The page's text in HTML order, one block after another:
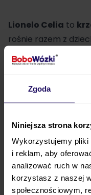
Zgoda
Niniejsza strona
Wykorzystujemy pliki
i reklam, aby
analizować ruch w
korzystasz z naszej
społecznościowym,
Lionelo Celia to
rośnie razem z
zmieniających się
posiłków
— Celia to
błyskawicznie, bez
drewno bukowe,
sprawiają, że
każde wnętrze. To
wygoda,